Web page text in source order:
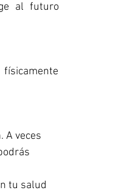
al futuro
físicamente
A veces
tu salud